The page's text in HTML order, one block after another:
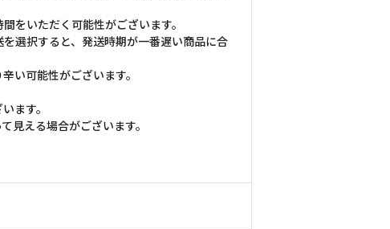
をいただく可能性がございます。
選択すると、発送時期が一番遅い商品に合
い可能性がございます。
ます。
見える場合がございます。